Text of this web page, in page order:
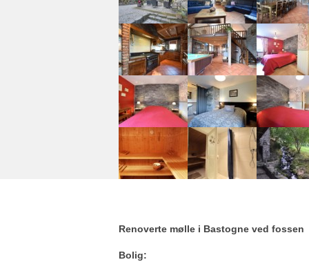
Renoverte mølle i Bastogne ved fossen
Bolig: